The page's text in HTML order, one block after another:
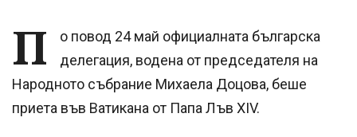
П
о повод 24 май официалната българска
делегация, водена от председателя на
Народното събрание Михаела Доцова, беше
приета във Ватикана от Папа Лъв XIV.